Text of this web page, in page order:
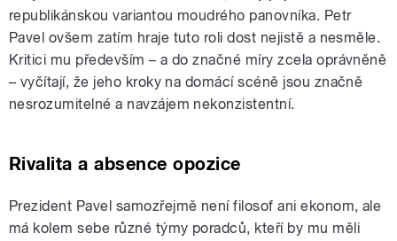
republikánskou variantou moudrého panovníka. Petr
Pavel ovšem zatím hraje tuto roli dost nejistě a nesměle.
Kritici mu především – a do značné míry zcela oprávněně
– vyčítají, že jeho kroky na domácí scéně jsou značně
nesrozumitelné a navzájem nekonzistentní.
Rivalita a absence opozice
Prezident Pavel samozřejmě není filosof ani ekonom, ale
má kolem sebe různé týmy poradců, kteří by mu měli